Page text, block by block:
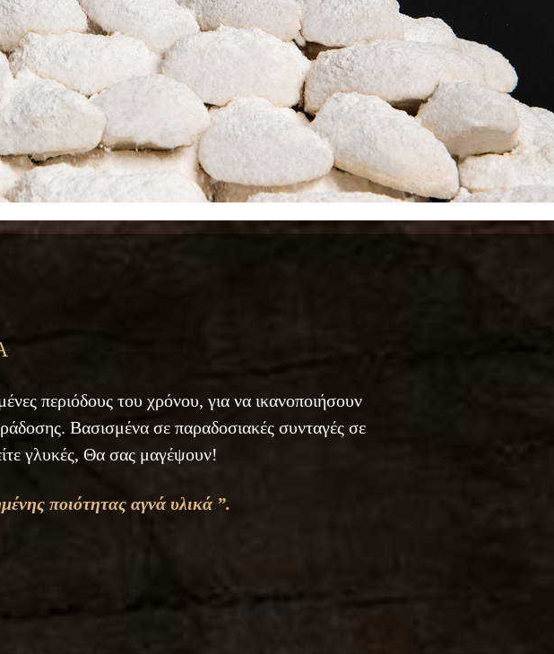
περιόδους του χρόνου, για να ικανοποιήσουν
Βασισμένα σε παραδοσιακές συνταγές σε
γλυκές, Θα σας μαγέψουν!
νης ποιότητας αγνά υλικά ”.